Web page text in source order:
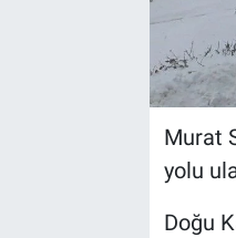
Murat
yolu
Doğu